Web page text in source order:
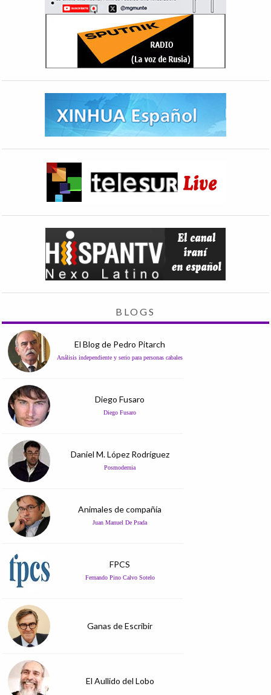
BLOGS
El Blog de Pedro Pitarch
Análisis independiente y serio para personas cabales
Diego Fusaro
Diego Fusaro
Daniel M. López Rodríguez
Posmodernia
Animales de compañía
Juan Manuel De Prada
FPCS
Fernando Pino Calvo Sotelo
Ganas de Escribir
El Aullido del Lobo